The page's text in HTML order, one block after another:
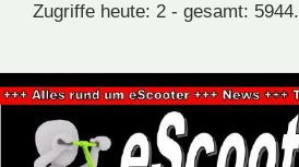
Zugriffe heute: 2 - gesamt: 5944.